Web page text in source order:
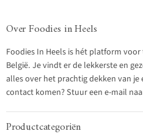
Over Foodies in Heels
Foodies In Heels is hét platform
België. Je vindt er de lekkerste en
alles over het prachtig dekken van je
contact komen? Stuur een e-mail
Productcategoriën